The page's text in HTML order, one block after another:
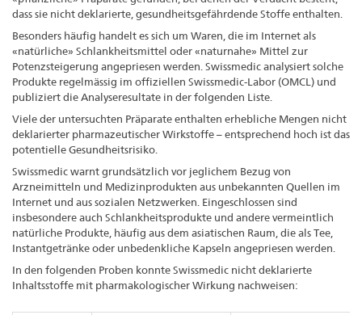
dass sie nicht deklarierte, gesundheitsgefährdende Stoffe enthalten.
Besonders häufig handelt es sich um Waren, die im Internet als
«natürliche» Schlankheitsmittel oder «naturnahe» Mittel zur
Potenzsteigerung angepriesen werden. Swissmedic analysiert solche
Produkte regelmässig im offiziellen Swissmedic-Labor (OMCL) und
publiziert die Analyseresultate in der folgenden Liste.
Viele der untersuchten Präparate enthalten erhebliche Mengen nicht
deklarierter pharmazeutischer Wirkstoffe – entsprechend hoch ist das
potentielle Gesundheitsrisiko.
Swissmedic warnt grundsätzlich vor jeglichem Bezug von
Arzneimitteln und Medizinprodukten aus unbekannten Quellen im
Internet und aus sozialen Netzwerken. Eingeschlossen sind
insbesondere auch Schlankheitsprodukte und andere vermeintlich
natürliche Produkte, häufig aus dem asiatischen Raum, die als Tee,
Instantgetränke oder unbedenkliche Kapseln angepriesen werden.
In den folgenden Proben konnte Swissmedic nicht deklarierte
Inhaltsstoffe mit pharmakologischer Wirkung nachweisen: